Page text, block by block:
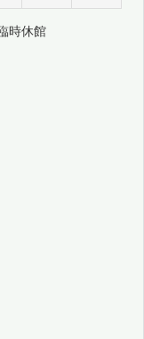
時休館